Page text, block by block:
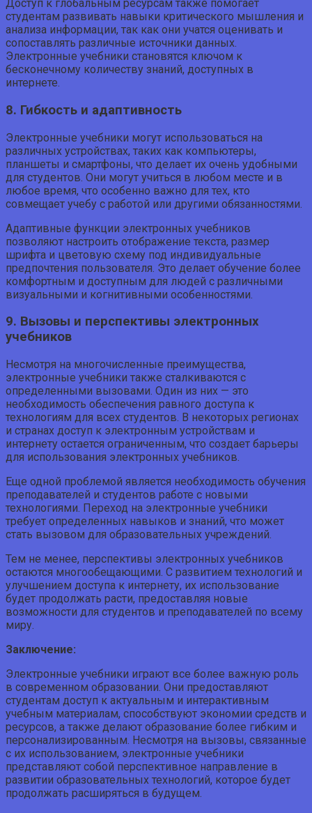
Доступ к глобальным ресурсам также помогает
студентам развивать навыки критического мышления и
анализа информации, так как они учатся оценивать и
сопоставлять различные источники данных.
Электронные учебники становятся ключом к
бесконечному количеству знаний, доступных в
интернете.
8. Гибкость и адаптивность
Электронные учебники могут использоваться на
различных устройствах, таких как компьютеры,
планшеты и смартфоны, что делает их очень удобными
для студентов. Они могут учиться в любом месте и в
любое время, что особенно важно для тех, кто
совмещает учебу с работой или другими обязанностями.
Адаптивные функции электронных учебников
позволяют настроить отображение текста, размер
шрифта и цветовую схему под индивидуальные
предпочтения пользователя. Это делает обучение более
комфортным и доступным для людей с различными
визуальными и когнитивными особенностями.
9. Вызовы и перспективы электронных
учебников
Несмотря на многочисленные преимущества,
электронные учебники также сталкиваются с
определенными вызовами. Один из них — это
необходимость обеспечения равного доступа к
технологиям для всех студентов. В некоторых регионах
и странах доступ к электронным устройствам и
интернету остается ограниченным, что создает барьеры
для использования электронных учебников.
Еще одной проблемой является необходимость обучения
преподавателей и студентов работе с новыми
технологиями. Переход на электронные учебники
требует определенных навыков и знаний, что может
стать вызовом для образовательных учреждений.
Тем не менее, перспективы электронных учебников
остаются многообещающими. С развитием технологий и
улучшением доступа к интернету, их использование
будет продолжать расти, предоставляя новые
возможности для студентов и преподавателей по всему
миру.
Заключение:
Электронные учебники играют все более важную роль
в современном образовании. Они предоставляют
студентам доступ к актуальным и интерактивным
учебным материалам, способствуют экономии средств и
ресурсов, а также делают образование более гибким и
персонализированным. Несмотря на вызовы, связанные
с их использованием, электронные учебники
представляют собой перспективное направление в
развитии образовательных технологий, которое будет
продолжать расширяться в будущем.